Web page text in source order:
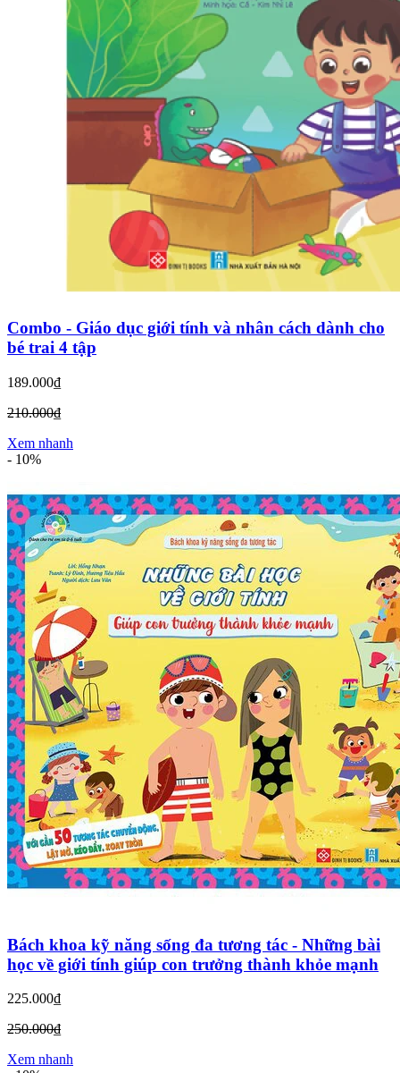
Combo - Giáo dục giới tính và nhân cách dành cho
bé trai 4 tập
189.000₫
210.000₫
Xem nhanh
- 10%
Bách khoa kỹ năng sống đa tương tác - Những bài
học về giới tính giúp con trưởng thành khỏe mạnh
225.000₫
250.000₫
Xem nhanh